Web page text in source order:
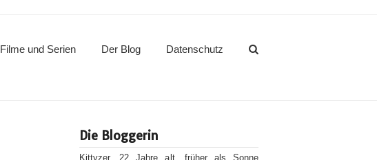
Filme und Serien Der Blog Datenschutz
Die Bloggerin
Kittyzer, 22 Jahre alt, früher als Sonne